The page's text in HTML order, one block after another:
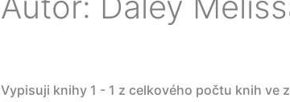
Vypisuji knihy 1 - 1 z celkového počtu knih ve